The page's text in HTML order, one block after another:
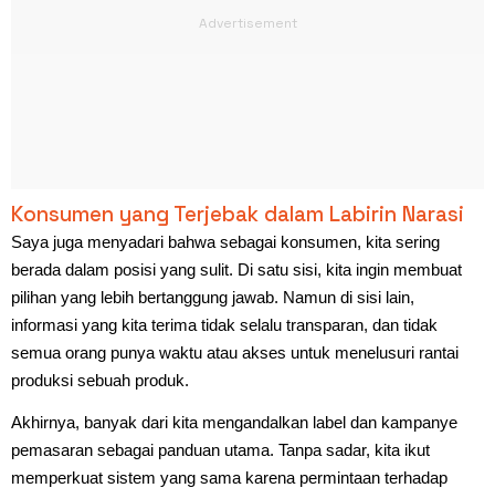
Konsumen yang Terjebak dalam Labirin Narasi
Saya juga menyadari bahwa sebagai konsumen, kita sering
berada dalam posisi yang sulit. Di satu sisi, kita ingin membuat
pilihan yang lebih bertanggung jawab. Namun di sisi lain,
informasi yang kita terima tidak selalu transparan, dan tidak
semua orang punya waktu atau akses untuk menelusuri rantai
produksi sebuah produk.
Akhirnya, banyak dari kita mengandalkan label dan kampanye
pemasaran sebagai panduan utama. Tanpa sadar, kita ikut
memperkuat sistem yang sama karena permintaan terhadap